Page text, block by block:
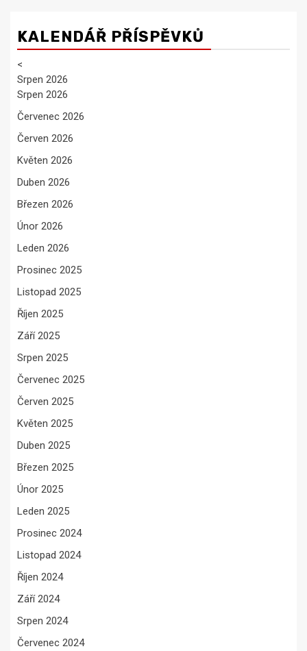
KALENDÁŘ PŘÍSPĚVKŮ
<
Srpen 2026
Srpen 2026
Červenec 2026
Červen 2026
Květen 2026
Duben 2026
Březen 2026
Únor 2026
Leden 2026
Prosinec 2025
Listopad 2025
Říjen 2025
Září 2025
Srpen 2025
Červenec 2025
Červen 2025
Květen 2025
Duben 2025
Březen 2025
Únor 2025
Leden 2025
Prosinec 2024
Listopad 2024
Říjen 2024
Září 2024
Srpen 2024
Červenec 2024